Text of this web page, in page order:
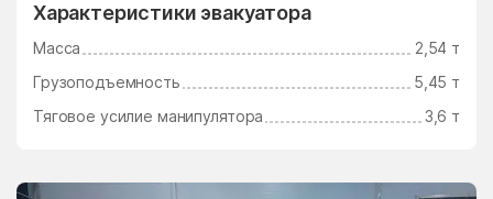
Характеристики эвакуатора
Масса
2,54 т
Грузоподъемность
5,45 т
Тяговое усилие манипулятора
3,6 т
Поселение
Фосфоритный Фруктовая
Фрязино Фряново